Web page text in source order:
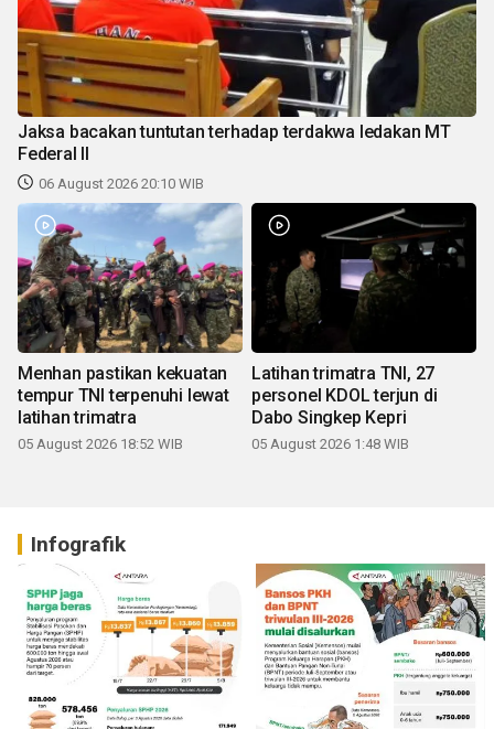
Jaksa bacakan tuntutan terhadap terdakwa ledakan MT
Federal II
06 August 2026 20:10 WIB
Menhan pastikan kekuatan
tempur TNI terpenuhi lewat
latihan trimatra
05 August 2026 18:52 WIB
Latihan trimatra TNI, 27
personel KDOL terjun di
Dabo Singkep Kepri
05 August 2026 1:48 WIB
Infografik